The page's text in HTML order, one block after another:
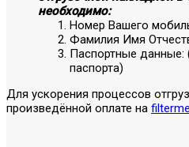
необходимо:
Номер Вашего
Фамилия Имя
Паспортные данные:
паспорта)
Для ускорения процессов
произведённой оплате на